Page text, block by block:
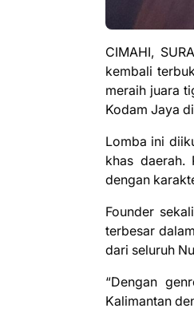
CIMAHI,
kembali
meraih juara
Kodam Jaya
Lomba ini
khas daerah.
dengan
Founder
terbesar
dari seluruh
“Dengan
Kalimantan